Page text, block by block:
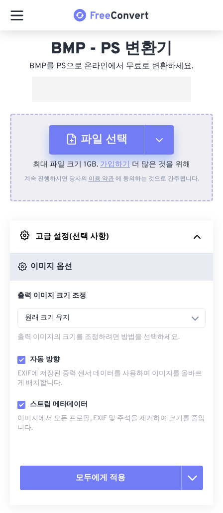
BMP - PS 변환기
BMP를 PS으로 온라인에서 무료로 변환하세요.
파일 선택
장치에서
Google 드라이브에서
최대 파일 크기 1GB. 가입하기 더 많은 것을 위해
계속 진행하시면 당사의 이용 약관에 동의하는 것으로 간주됩니다.
고급 설정(선택 사항)
이미지 옵션
출력 이미지 크기 조정
원래 크기 유지
출력 이미지의 크기를 조정하려면 방법을 선택하세요.
자동 방향
EXIF에 저장된 중력 센서 데이터를 사용하여 이미지를 올바르
게 배치합니다.
스트립 메타데이터
이미지에서 모든 프로필, EXIF ​​및 주석을 제거하여 크기를 줄입
니다.
모두에게 적용